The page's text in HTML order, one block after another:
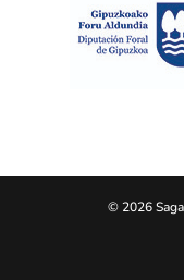
© 2026